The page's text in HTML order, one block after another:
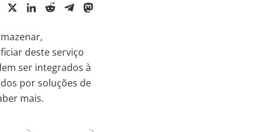
deste serviço
ser integrados à
por soluções de
mais.